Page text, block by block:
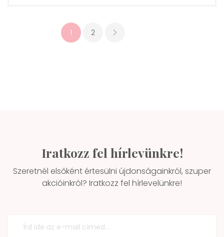
1 2
Iratkozz fel hírlevünkre!
Szeretnél elsőként értesülni újdonságainkról, szuper
akcióinkról? Iratkozz fel hírlevelünkre!